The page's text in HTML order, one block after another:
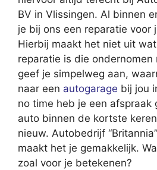
BV in Vlissingen. Al binnen
je bij ons een reparatie voor
Hierbij maakt het niet uit
reparatie is die
geef je simpelweg aan,
naar een autogarage bij jou
no time heb je een afspraak
auto binnen de kortste
nieuw. Autobedrijf
maakt het je gemakkelijk.
zoal voor je betekenen?